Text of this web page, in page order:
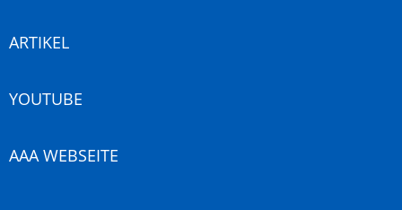
ARTIKEL
YOUTUBE
AAA WEBSEITE